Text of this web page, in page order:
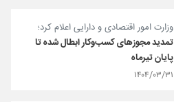
وزارت امور اقتصادی و دارایی اعلام کرد؛
تمدید مجوزهای کسب‌وکار ابطال شده تا
پایان تیرماه
۱۴۰۴/۰۳/۳۱